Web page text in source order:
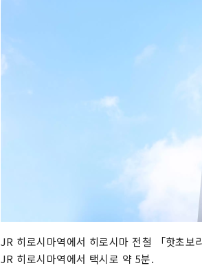
JR 히로시마역에서 히로시마 전철 「핫초보
JR 히로시마역에서 택시로 약 5분.